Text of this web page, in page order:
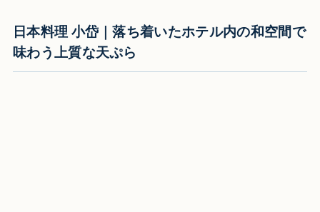
日本料理 小岱｜落ち着いたホテル内の和空間で
味わう上質な天ぷら